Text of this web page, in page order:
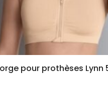
pour prothèses Lynn